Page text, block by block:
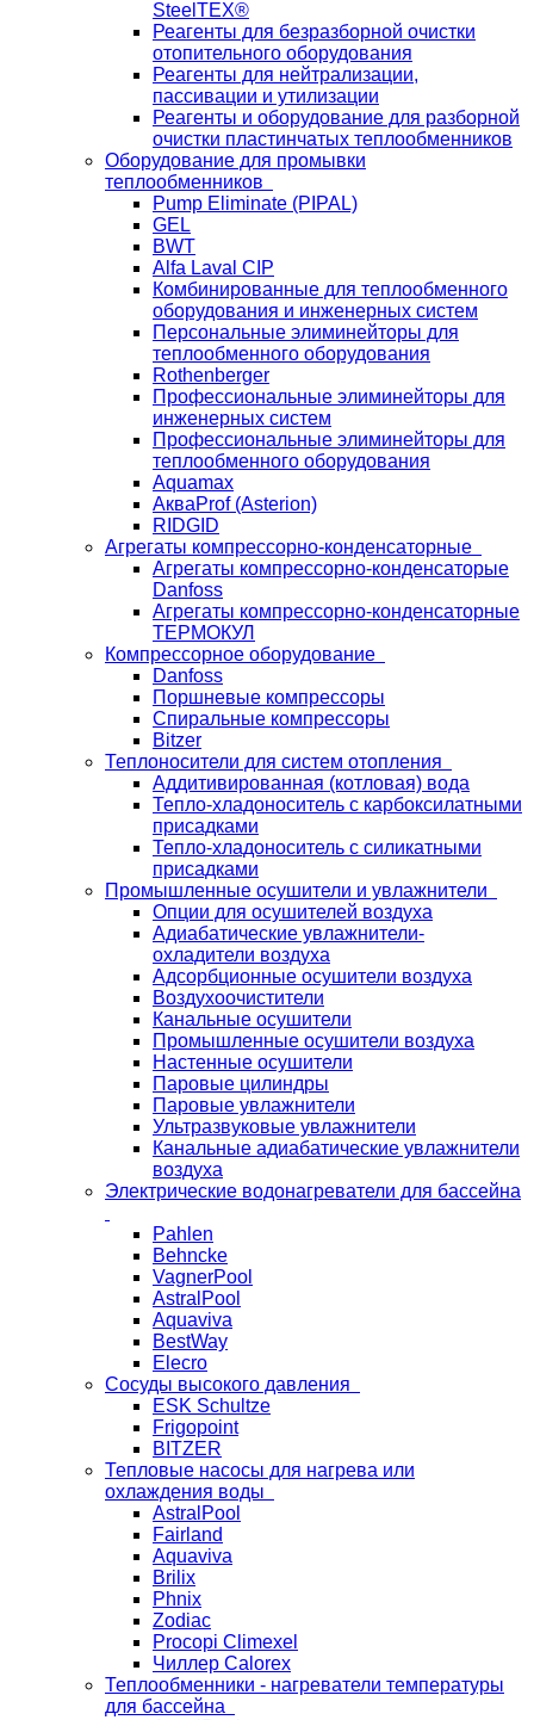
SteelTEX®
Реагенты для безразборной очистки
отопительного оборудования
Реагенты для нейтрализации,
пассивации и утилизации
Реагенты и оборудование для разборной
очистки пластинчатых теплообменников
Оборудование для промывки
теплообменников
Pump Eliminate (PIPAL)
GEL
BWT
Alfa Laval CIP
Комбинированные для теплообменного
оборудования и инженерных систем
Персональные элиминейторы для
теплообменного оборудования
Rothenberger
Профессиональные элиминейторы для
инженерных систем
Профессиональные элиминейторы для
теплообменного оборудования
Aquamax
АкваProf (Asterion)
RIDGID
Агрегаты компрессорно-конденсаторные
Агрегаты компрессорно-конденсаторые
Danfoss
Агрегаты компрессорно-конденсаторные
ТЕРМОКУЛ
Компрессорное оборудование
Danfoss
Поршневые компрессоры
Спиральные компрессоры
Bitzer
Теплоносители для систем отопления
Аддитивированная (котловая) вода
Тепло-хладоноситель с карбоксилатными
присадками
Тепло-хладоноситель с силикатными
присадками
Промышленные осушители и увлажнители
Опции для осушителей воздуха
Адиабатические увлажнители-
охладители воздуха
Адсорбционные осушители воздуха
Воздухоочистители
Канальные осушители
Промышленные осушители воздуха
Настенные осушители
Паровые цилиндры
Паровые увлажнители
Ультразвуковые увлажнители
Канальные адиабатические увлажнители
воздуха
Электрические водонагреватели для бассейна
Pahlen
Behncke
VagnerPool
AstralPool
Aquaviva
BestWay
Elecro
Сосуды высокого давления
ESK Schultze
Frigopoint
BITZER
Тепловые насосы для нагрева или
охлаждения воды
AstralPool
Fairland
Aquaviva
Brilix
Phnix
Zodiac
Procopi Climexel
Чиллер Calorex
Теплообменники - нагреватели температуры
для бассейна